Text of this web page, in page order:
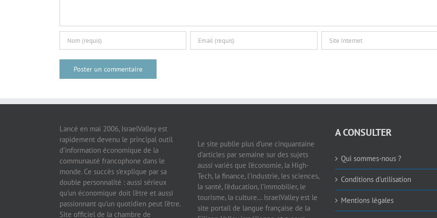
Lancé en mai 2006, IsraelValley est
rapidement devenu le principal outil
d’information économique de la
communauté francophone dans le
monde. Ce succès s’explique par sa
double personnalité : aussi sérieux
qu’un économique doit l’être et aussi
passionnant qu’un quotidien peut l’être.
Site officiel de la chambre de
Le site publie plus d’une cinquantaine
d’articles par semaine sur des sujets
aussi variés que l’économie, la High-
Tech, la finance, l’industrie, les sciences,
la santé, l’éducation, l’immobilier, le
tourisme, la culture… IsraelValley est le
site portail de langue française de la
A CONSULTER
Qui sommes-nous ?
Conditions d’utilisation
Mentions légales